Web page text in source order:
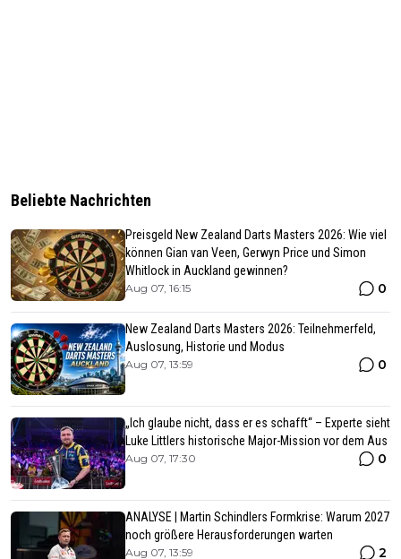
Beliebte Nachrichten
Preisgeld New Zealand Darts Masters 2026: Wie viel
können Gian van Veen, Gerwyn Price und Simon
Whitlock in Auckland gewinnen?
Aug 07, 16:15 0
New Zealand Darts Masters 2026: Teilnehmerfeld,
Auslosung, Historie und Modus
Aug 07, 13:59 0
„Ich glaube nicht, dass er es schafft“ – Experte sieht
Luke Littlers historische Major-Mission vor dem Aus
Aug 07, 17:30 0
ANALYSE | Martin Schindlers Formkrise: Warum 2027
noch größere Herausforderungen warten
Aug 07, 13:59 2